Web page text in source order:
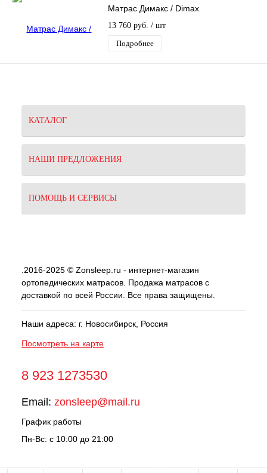
Матрас Димакс / Dimax
13 760 руб. / шт
Подробнее
КАТАЛОГ
НАШИ ПРЕДЛОЖЕНИЯ
ПОМОЩЬ И СЕРВИСЫ
.2016-2025 © Zonsleep.ru - интернет-магазин
ортопедических матрасов. Продажа матрасов с
доставкой по всей России. Все права защищены.
Наши адреса: г. Новосибирск, Россия
Посмотреть на карте
8 923 1273530
Email: zonsleep@mail.ru
График работы
Пн-Вс: с 10:00 до 21:00